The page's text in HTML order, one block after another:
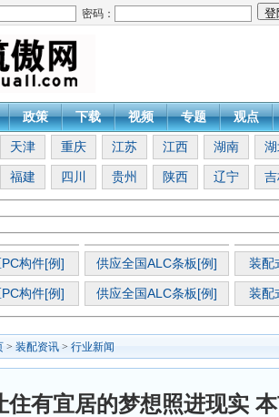
密码：
政策 下载 视频 专题 观点
天津 重庆 江苏 江西 湖南
福建 四川 贵州 陕西 辽宁
构件[例] 供应全国ALC条板[例] 装配
构件[例] 供应全国ALC条板[例] 装配
> 装配资讯 > 行业新闻
住有宜居的梦想照进现实